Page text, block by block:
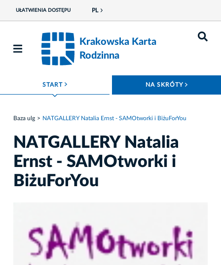
UŁATWIENIA DOSTĘPU PL
Krakowska Karta
Rodzinna
START ROZWIŃ MENU NA SKRÓTY
Baza ulg NATGALLERY Natalia Ernst - SAMOtworki i BiżuForYou
NATGALLERY Natalia
Ernst - SAMOtworki i
BiżuForYou